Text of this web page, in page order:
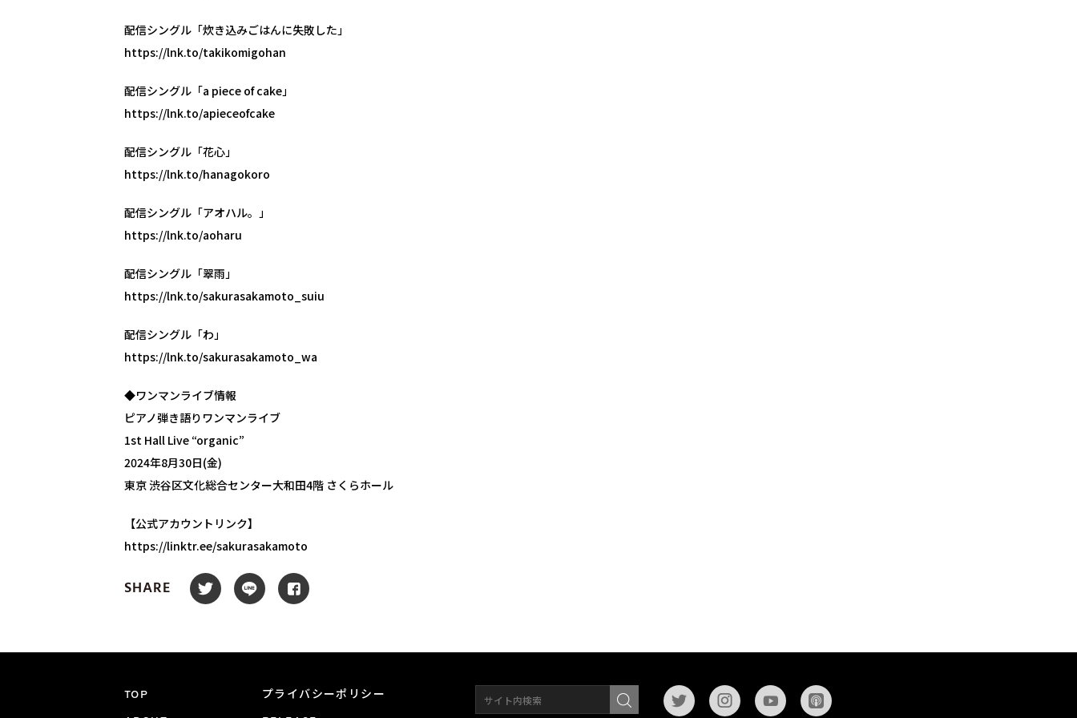
配信シングル「炊き込みごはんに失敗した」
https://lnk.to/takikomigohan
配信シングル「a piece of cake」
https://lnk.to/apieceofcake
配信シングル「花心」
https://lnk.to/hanagokoro
配信シングル「アオハル。」
https://lnk.to/aoharu
配信シングル「翠雨」
https://lnk.to/sakurasakamoto_suiu
配信シングル「わ」
https://lnk.to/sakurasakamoto_wa
◆ワンマンライブ情報
ピアノ弾き語りワンマンライブ
1st Hall Live “organic”
2024年8月30日(金)
東京 渋谷区文化総合センター大和田4階 さくらホール
【公式アカウントリンク】
https://linktr.ee/sakurasakamoto
SHARE
TOP プライバシーポリシー